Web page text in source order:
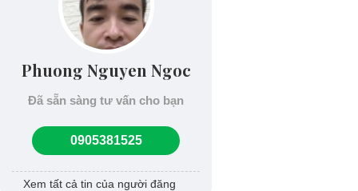
Phuong Nguyen Ngoc
Đã sẵn sàng tư vấn cho bạn
0905381525
Xem tất cả tin của người đăng